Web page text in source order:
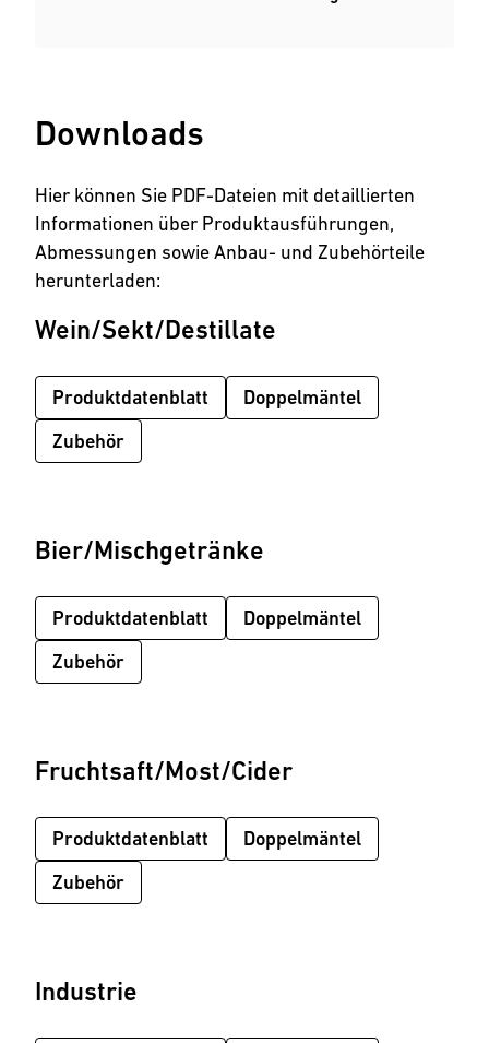
Downloads
Hier können Sie PDF-Dateien mit detaillierten
Informationen über Produktausführungen,
Abmessungen sowie Anbau- und Zubehörteile
herunterladen:
Wein/Sekt/Destillate
Produktdatenblatt
Doppelmäntel
Zubehör
Bier/Mischgetränke
Produktdatenblatt
Doppelmäntel
Zubehör
Fruchtsaft/Most/Cider
Produktdatenblatt
Doppelmäntel
Zubehör
Industrie